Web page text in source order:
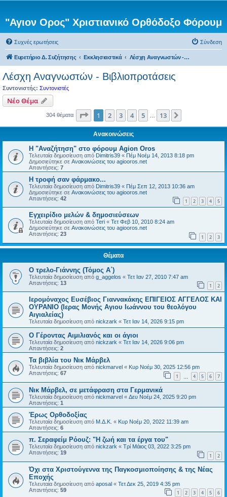
"Αγιον Ορος" Χριστιανικό Ορθόδοξο Φόρουμ
Συχνές ερωτήσεις Σύνδεση
Ευρετήριο Δ. Συζήτησης Εκκλησιαστικά Λέσχη Αναγνωστών - Βιβλιοπροτάσεις
Λέσχη Αναγνωστών - Βιβλιοπροτάσεις
Συντονιστής: Συντονιστές
Νέο Θέμα
304 θέματα Σελίδα από13
1 2 3 4 5 13
Ανακοινώσεις
Η "Αναζήτηση" στο φόρουμ Agion Oros
Τελευταία δημοσίευση από Dimitris39 « Πέμ Νοέμ 14, 2013 8:18 pm
Δημοσιεύτηκε σε Ανακοινώσεις του agiooros.net
Απαντήσεις: 7
H τροφή σαν φάρμακο...
Τελευταία δημοσίευση από Dimitris39 « Πέμ Σεπ 12, 2013 10:36 am
Δημοσιεύτηκε σε Ανακοινώσεις του agiooros.net
Απαντήσεις: 42 1 2 3 4 5
Εγχειρίδιο μελών & δημοσιεύσεων
Τελευταία δημοσίευση από Teri « Τετ Φεβ 10, 2010 8:24 am
Δημοσιεύτηκε σε Ανακοινώσεις του agiooros.net
Απαντήσεις: 23 1 2 3
Θέματα
Ο τρελο-Γιάννης (Τόμος Α΄)
Τελευταία δημοσίευση από g_aggelos « Τετ Ιαν 27, 2010 7:47 am
Απαντήσεις: 13 1 2
Ιερομόναχος Ευσέβιος Γιαννακάκης ΕΠΙΓΕΙΟΣ ΑΓΓΕΛΟΣ ΚΑΙ
ΟΥΡΑΝΙΟ (Ιερας Μονής Αγιου Ιωάννου του θεολόγου
Αιγιαλείας)
Τελευταία δημοσίευση από nickzark « Τετ Ιαν 14, 2026 9:15 pm
Ο Γέροντας Αιμιλιανός και οι άγιοι
Τελευταία δημοσίευση από nickzark « Τετ Ιαν 14, 2026 9:06 pm
Απαντήσεις: 2
Τα βιβλία του Νικ Μάρβελ
Τελευταία δημοσίευση από nickmarvel « Κυρ Νοέμ 30, 2025 12:56 pm
Απαντήσεις: 67 1 4 5 6 7
Νικ Μάρβελ, σε μετάφραση στα Γερμανικά
Τελευταία δημοσίευση από nickmarvel « Δευ Νοέμ 24, 2025 9:20 pm
Απαντήσεις: 1
Έρως Ορθοδοξίας
Τελευταία δημοσίευση από Μ.Δ.Κ. « Κυρ Νοέμ 20, 2022 11:39 am
Απαντήσεις: 6
π. Σεραφείμ Ρόουζ: "Η ζωή και τα έργα του"
Τελευταία δημοσίευση από nickzark « Τρί Μάιος 03, 2022 3:25 pm
Απαντήσεις: 19 1 2
Όχι στα Χριστούγεννα της Παγκοσμιοποίησης & της Νέας
Εποχής
Τελευταία δημοσίευση από aposal « Τετ Δεκ 25, 2019 4:35 pm
Απαντήσεις: 59 1 2 3 4 5 6